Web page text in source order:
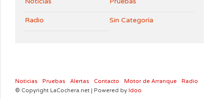
Radio Sin Categoría
Noticias Pruebas Alertas Contacto Motor de Arranque
Radio
© Copyright LaCochera.net | Powered by Idoo